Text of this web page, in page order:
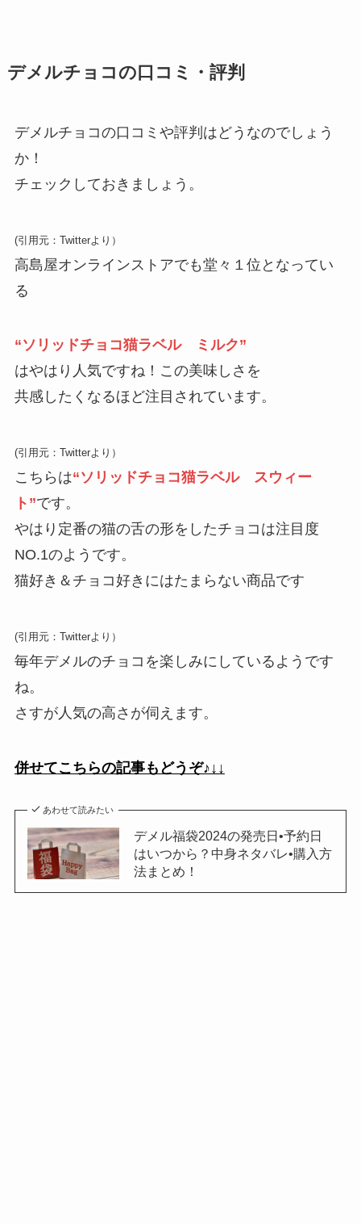
デメルチョコの口コミ・評判
デメルチョコの口コミや評判はどうなのでしょう
か！
チェックしておきましょう。
(引用元：Twitterより）
高島屋オンラインストアでも堂々１位となってい
る
“ソリッドチョコ猫ラベル ミルク”
はやはり人気ですね！この美味しさを
共感したくなるほど注目されています。
(引用元：Twitterより）
こちらは“ソリッドチョコ猫ラベル スウィー
ト”です。
やはり定番の猫の舌の形をしたチョコは注目度
NO.1のようです。
猫好き＆チョコ好きにはたまらない商品です
(引用元：Twitterより）
毎年デメルのチョコを楽しみにしているようです
ね。
さすが人気の高さが伺えます。
併せてこちらの記事もどうぞ♪↓↓
あわせて読みたい
デメル福袋2024の発売日•予約日
はいつから？中身ネタバレ•購入方
法まとめ！